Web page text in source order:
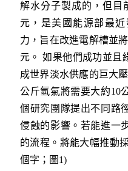
解水分子製成的，但目
元，是美國能源部最
力，旨在改進電解槽並
元。 如果他們成功並且
成世界淡水供應的巨大
公斤氫氣將需要大約10
個研究團隊提出不同路
侵蝕的影響。若能進一
的流程。將能大幅推動
個字；圖1)